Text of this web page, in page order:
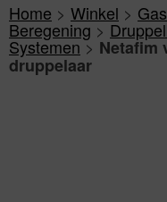
Home > Winkel >
Beregening>
Systemen> Netafim
druppelaar